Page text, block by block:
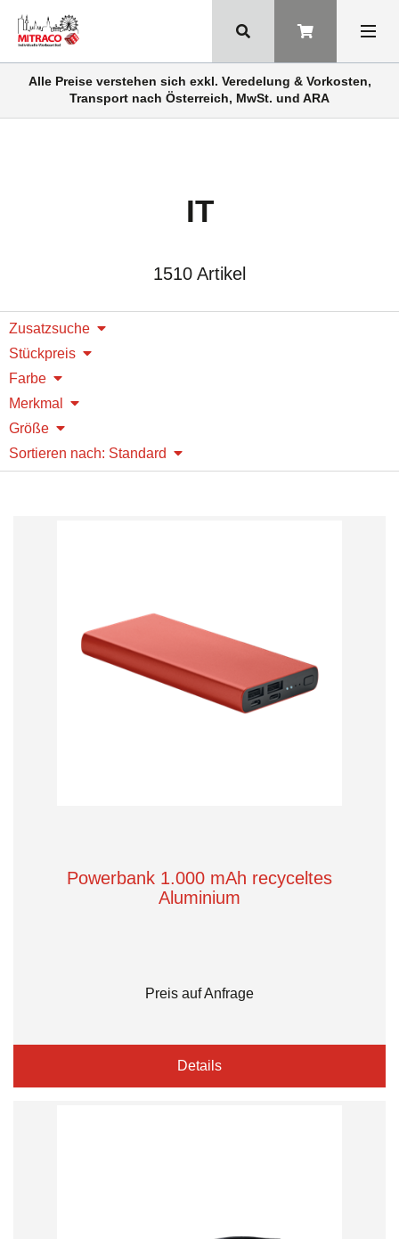
Alle Preise verstehen sich exkl. Veredelung & Vorkosten,
Transport nach Österreich, MwSt. und ARA
IT
1510 Artikel
Zusatzsuche
Stückpreis
Farbe
Merkmal
Größe
Sortieren nach: Standard
Powerbank 1.000 mAh recyceltes
Aluminium
Preis auf Anfrage
Details